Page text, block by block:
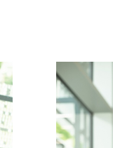
GYŰJTEMÉNY